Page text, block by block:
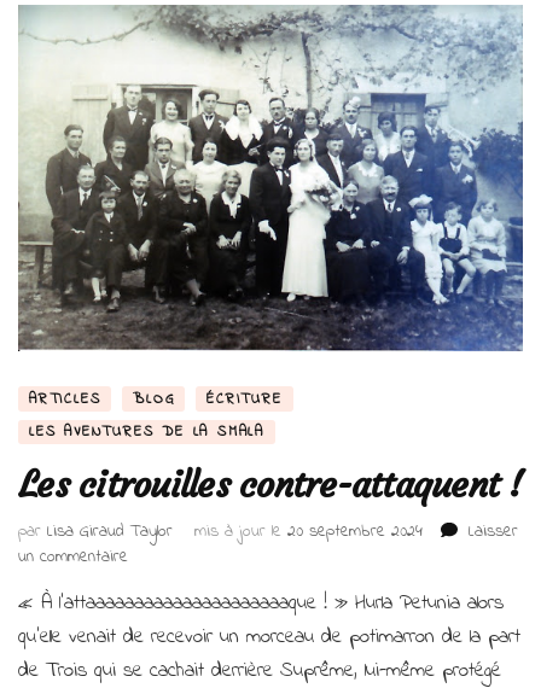
ARTICLES BLOG
ÉCRITURE
LES AVENTURES DE LA SMALA
Les citrouilles contre-attaquent !
par Lisa Giraud Taylor mis à jour le 20 septembre 2024
Laisser
un commentaire
citrouilles
contre-
attaquent !
« À l’attaaaaaaaaaaaaaaaaaaaaaque ! » Hurla Petunia alors
qu’elle venait de recevoir un morceau de potimarron de la part
de Trois qui se cachait derrière Suprême, lui-même protégé